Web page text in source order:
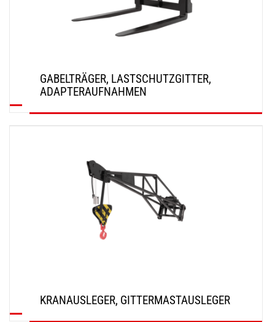
GABELTRÄGER, LASTSCHUTZGITTER,
ADAPTERAUFNAHMEN
KRANAUSLEGER, GITTERMASTAUSLEGER